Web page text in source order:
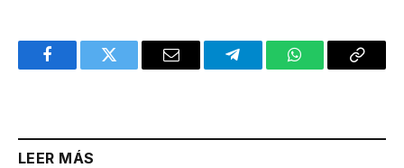
FacebookTwitter Email TelegramWhatsAppCopy
LEER MÁS